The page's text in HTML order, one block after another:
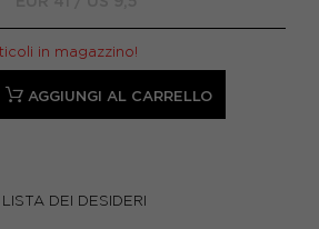
in magazzino!
AGGIUNGI AL CARRELLO
DEI DESIDERI